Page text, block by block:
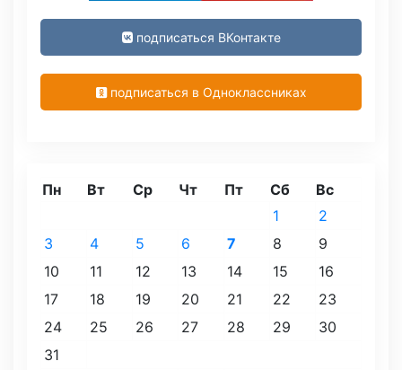
подписаться ВКонтакте
подписаться в Одноклассниках
Пн Вт Ср Чт Пт Сб
Вс
1
2
3
4 5 6 7 8
9
10
11 12 13 14 15
16
17
18 19 20 21 22
23
24
25 26 27 28 29
30
31